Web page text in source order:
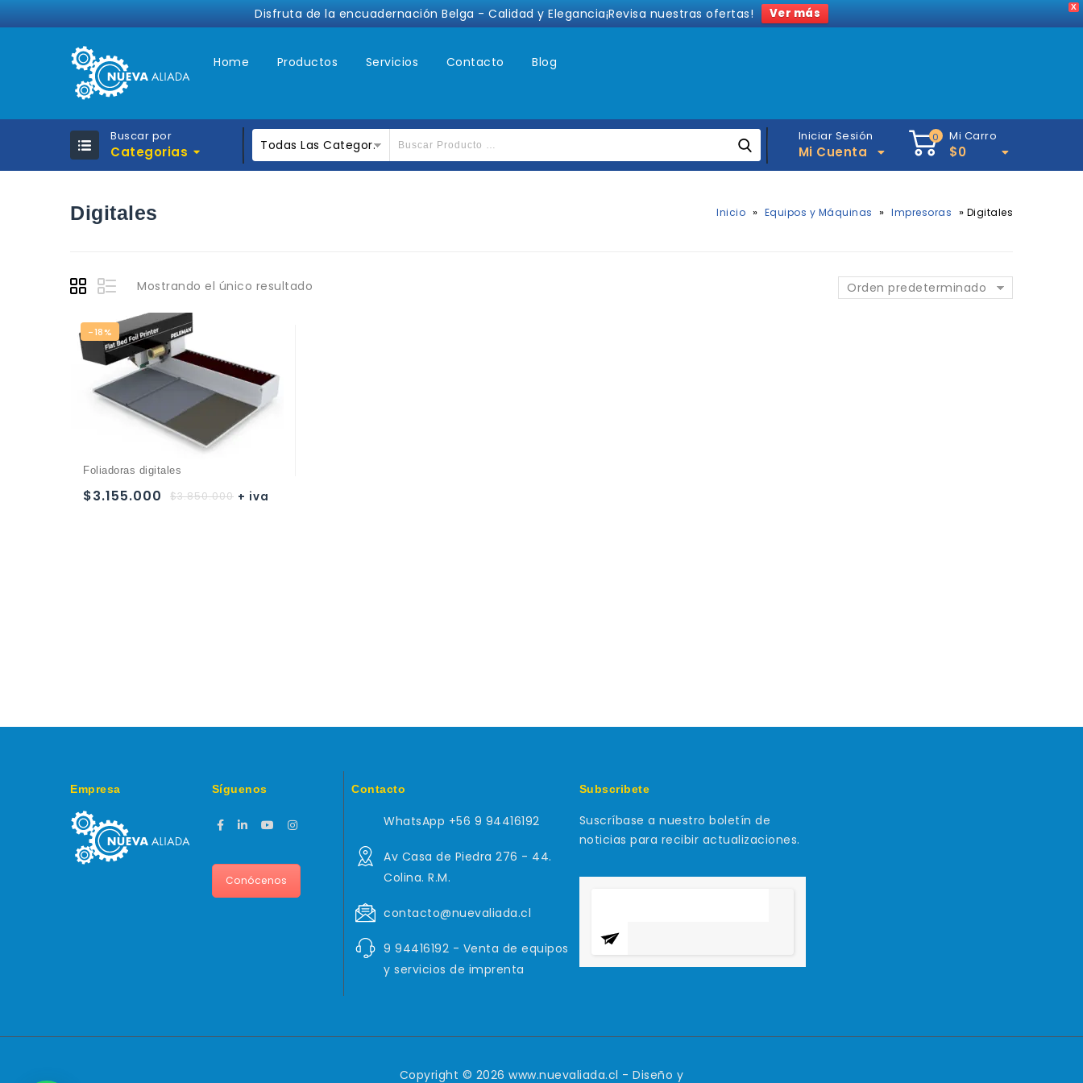
X
Disfruta de la encuadernación Belga - Calidad y Elegancia¡Revisa nuestras ofertas! Ver más
Home Productos Servicios Contacto Blog
Buscar por
Categorias Todas Las Categor.
Iniciar Sesión
Mi Cuenta
0 Mi Carro
$0
Digitales Inicio » Equipos y Máquinas » Impresoras » Digitales
Mostrando el único resultado Orden predeterminado
-18%
Foliadoras digitales
$3.850.000
$3.155.000 + iva
Empresa Síguenos
Conócenos
Contacto
WhatsApp +56 9 94416192
Av Casa de Piedra 276 - 44.
Colina. R.M.
contacto@nuevaliada.cl
9 94416192 - Venta de equipos
y servicios de imprenta
Subscribete
Suscríbase a nuestro boletín de
noticias para recibir actualizaciones.
Copyright © 2026 www.nuevaliada.cl - Diseño y